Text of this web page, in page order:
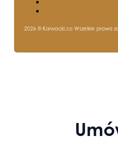
2026 © Karwacki.co Wszelkie prawa